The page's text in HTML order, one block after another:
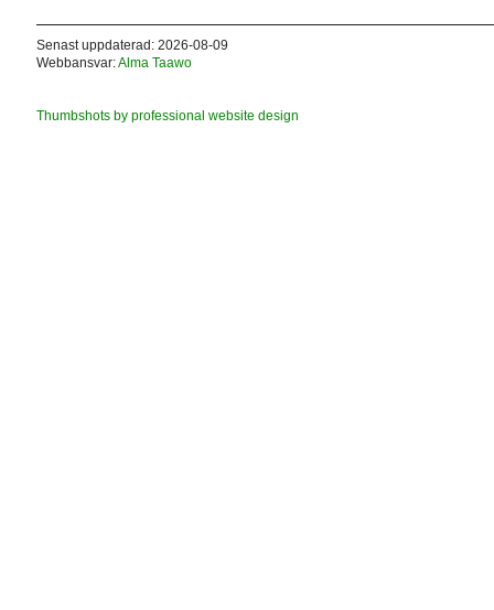
Senast uppdaterad: 2026-08-09
Webbansvar:Alma Taawo
Thumbshots by professional website design